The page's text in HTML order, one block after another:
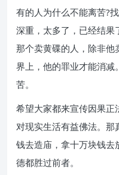
有的人为什么不能离苦?
深重，太多了，已经结果
那个卖黄碟的人，除非
界上，他的罪业才能消
苦。
希望大家都来宣传因果
对现实生活有益佛法。
钱去造庙，拿十万块钱去
德都胜过前者。